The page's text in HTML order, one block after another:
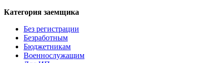
Категория заемщика
Без регистрации
Безработным
Бюджетникам
Военнослужащим